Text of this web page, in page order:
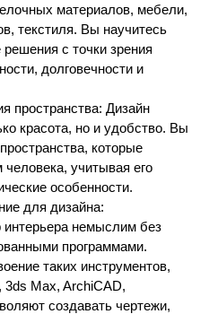
материалов, мебели,
текстиля. Вы научитесь
с точки зрения
долговечности и
пространства: Дизайн
красота, но и удобство. Вы
которые
учитывая его
особенности.
для дизайна:
немыслим без
программами.
таких инструментов,
3ds Max, ArchiCAD,
создавать чертежи,